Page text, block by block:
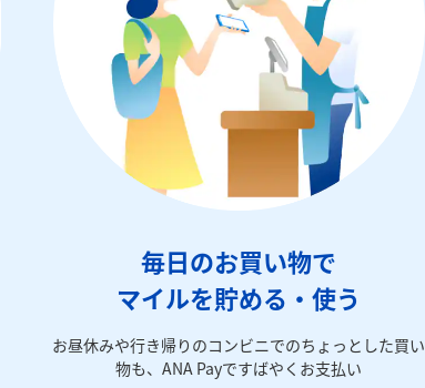
毎日のお買い物で
マイルを貯める・使う
お昼休みや行き帰りのコンビニでのちょっとした買い
物も、ANA Payですばやくお支払い